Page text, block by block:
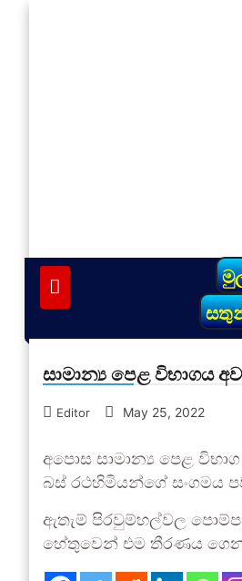
සාමාන්‍ය පෙළ විභාගය
Editor May 25, 2022
අපොස සාමාන්‍ය පෙළ
බස් රථහිමියන්ගේ සංගමය
ඇතැම් පිරවුම්හල්වල
හේතුවෙන් එම තීරණය ගෙන